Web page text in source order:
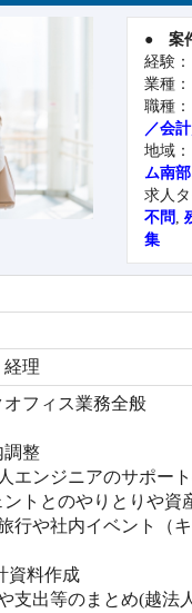
●案
経験
業種
職種
／会
地域
ム南部
求人
不問 ,
集
経理
オフィス業務全般
調整
エンジニアのサポー
ントとのやりとりや資
行や社内イベント（
資料作成
支出等のまとめ(越法